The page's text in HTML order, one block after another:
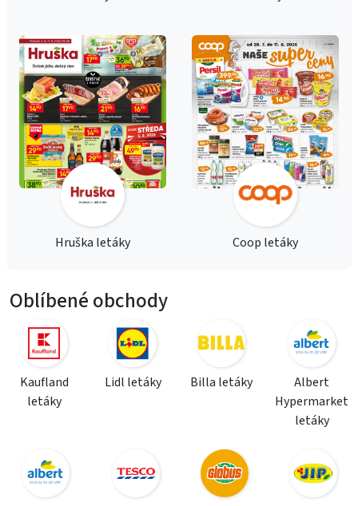
Hruška letáky Coop letáky
Oblíbené obchody
Kaufland
letáky
Lidl letáky Billa letáky
Albert
Hypermarket
letáky